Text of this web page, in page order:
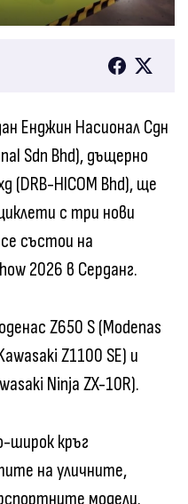
Енджин Насионал Сдн
Sdn Bhd), дъщерно
HICOM Bhd), ще
с три нови
състои на
2026 в Серданг.
Z650 S (Modenas
Z1100 SE) и
Ninja ZX-10R).
широк кръг
на уличните,
модели.